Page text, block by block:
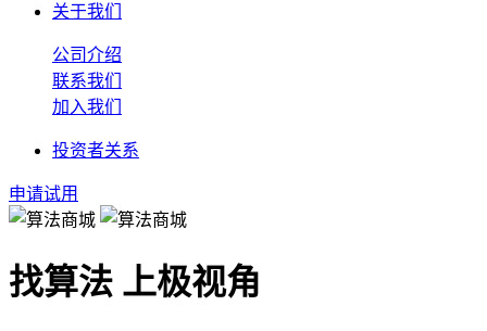
关于我们
公司介绍
联系我们
加入我们
投资者关系
申请试用
找算法 上极视角